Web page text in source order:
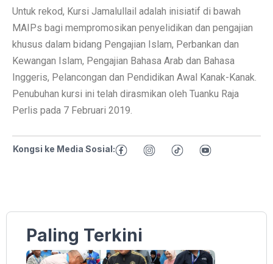
Untuk rekod, Kursi Jamalullail adalah inisiatif di bawah
MAIPs bagi mempromosikan penyelidikan dan pengajian
khusus dalam bidang Pengajian Islam, Perbankan dan
Kewangan Islam, Pengajian Bahasa Arab dan Bahasa
Inggeris, Pelancongan dan Pendidikan Awal Kanak-Kanak.
Penubuhan kursi ini telah dirasmikan oleh Tuanku Raja
Perlis pada 7 Februari 2019.
Kongsi ke Media Sosial:
Paling Terkini